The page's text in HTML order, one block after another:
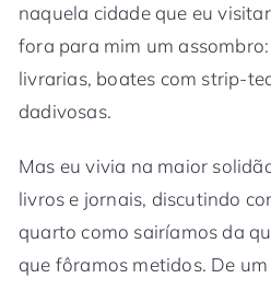
naquela cidade que eu
fora para mim um
livrarias, boates com strip-
dadivosas.
Mas eu vivia na maior
livros e jornais, discutindo
quarto como sairíamos da
que fôramos metidos. De